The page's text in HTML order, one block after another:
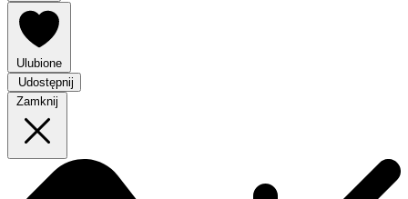
Ulubione
Udostępnij
Zamknij